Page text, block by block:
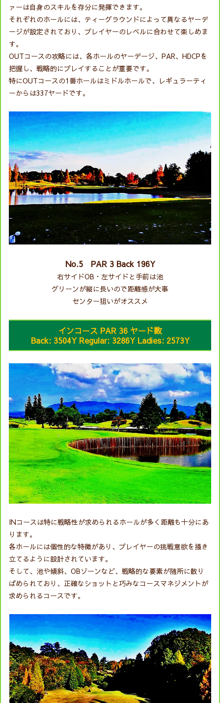
ァーは自身のスキルを存分に発揮できます。
それぞれのホールには、ティーグラウンドによって異なるヤーデ
ージが設定されており、プレイヤーのレベルに合わせて楽しめま
す。
OUTコースの攻略には、各ホールのヤーデージ、PAR、HDCPを
把握し、戦略的にプレイすることが重要です。
特にOUTコースの1番ホールはミドルホールで、レギュラーティ
ーからは337ヤードです。
No.5 PAR 3 Back 196Y
右サイドOB・左サイドと手前は池
グリーンが縦に長いので距離感が大事
センター狙いがオススメ
インコース PAR 36 ヤード数
Back: 3504Y Regular: 3286Y Ladies: 2573Y
INコースは特に戦略性が求められるホールが多く距離も十分にあ
ります。
各ホールには個性的な特徴があり、プレイヤーの挑戦意欲を掻き
立てるように設計されています。
そして、池や傾斜、OBゾーンなど、戦略的な要素が随所に散り
ばめられており、正確なショットと巧みなコースマネジメントが
求められるコースです。